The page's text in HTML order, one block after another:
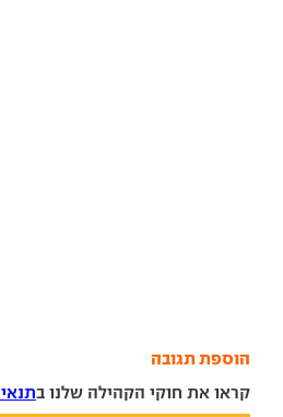
הוספת תגובה
קראו את חוקי הקהילה שלנו ב